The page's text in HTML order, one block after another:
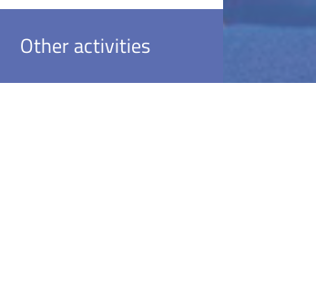
Other activities